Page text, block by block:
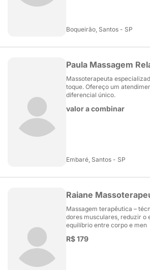
Boqueirão, Santos - SP
Paula Massagem
Massoterapeuta
toque. Ofereço um
diferencial único.
valor a combinar
Embaré, Santos - SP
Raiane
Massagem terapêutica –
dores musculares, reduzir o
equilíbrio entre corpo e men
R$ 179